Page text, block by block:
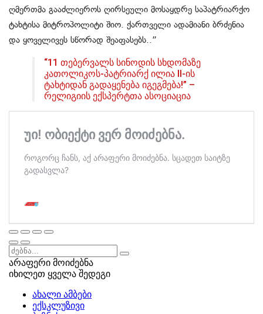
ღმერთმა გააძლიეროს ღირსეული მოსაყდრე საპატრიარქო
ტახტისა მიტროპოლიტი შიო. ქართველი ადამიანი ბრძენია
და ყოველივეს სწორად შეაფასებს..”
“11 თებერვალს სინოდის სხდომაზე
კათოლიკოს-პატრიარქ ილია II-ის
ტახტიდან გადაყენება იგეგმება!” –
რელიგიის ექსპერტთა ასოციაცია